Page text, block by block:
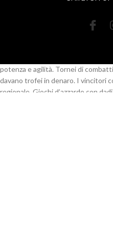
lasciavano gli pubblico stupefatti
i funamboli procedevano su corde
potenza e agilità. Tornei di
davano trofei in denaro. I vincitori
regionale. Giochi d’azzardo con